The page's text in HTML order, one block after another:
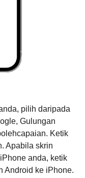
pilih daripada
Gulungan
Ketik
Apabila skrin
anda, ketik
Android ke iPhone.